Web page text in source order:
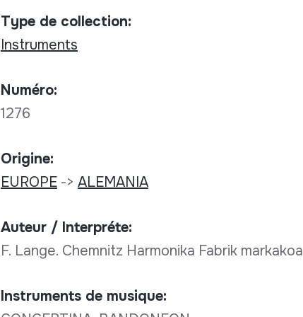
Type de collection:
Instruments
Numéro:
1276
Origine:
EUROPE-> ALEMANIA
Auteur / Interpréte:
F. Lange. Chemnitz Harmonika Fabrik markakoa
Instruments de musique: